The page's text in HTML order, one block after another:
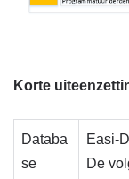
Korte
Databa
se
Easi-
De